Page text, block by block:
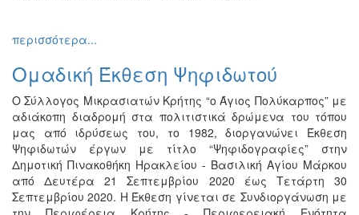
Ειδών
Συνέδρια
Ημερίδες
-
Διημερίδες
Σεμινάρια-
Διαλέξεις-
Ομιλίες
περισσότερα...
Ομαδική Έκθεση Ψηφιδωτού
Ο Σύλλογος Μικρασιατών Κρήτης “ο Άγιος Πολύκαρπος” με
αδιάκοπη διαδρομή στα πολιτιστικά δρώμενα του τόπου
μας από ιδρύσεως του, το 1982, διοργανώνει Έκθεση
Ψηφιδωτών έργων με τίτλο “Ψηφιδογραφίες” στην
Δημοτική Πινακοθήκη Ηρακλείου - Βασιλική Αγίου Μάρκου
από Δευτέρα 21 Σεπτεμβρίου 2020 έως Τετάρτη 30
Σεπτεμβρίου 2020. Η Έκθεση γίνεται σε Συνδιοργάνωση με